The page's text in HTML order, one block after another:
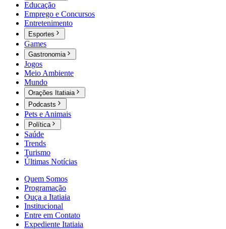
Educação
Emprego e Concursos
Entretenimento
Esportes
Games
Gastronomia
Jogos
Meio Ambiente
Mundo
Orações Itatiaia
Podcasts
Pets e Animais
Política
Saúde
Trends
Turismo
Últimas Notícias
Quem Somos
Programação
Ouça a Itatiaia
Institucional
Entre em Contato
Expediente Itatiaia